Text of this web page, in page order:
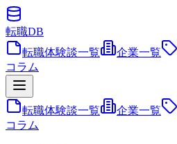
転職DB
転職体験談一覧
企業一覧
コラム
転職体験談一覧 企業一覧
コラム